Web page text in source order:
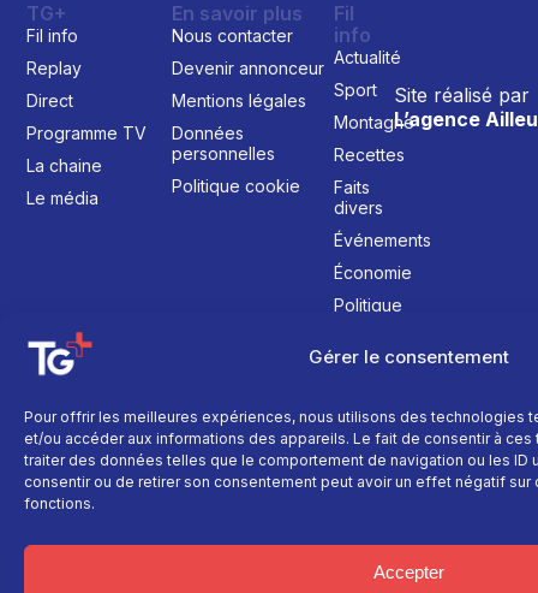
Gérer le consentement
Pour offrir les meilleures expériences, nous utilisons des technologies
et/ou accéder aux informations des appareils. Le fait de consentir à
traiter des données telles que le comportement de navigation ou les ID
consentir ou de retirer son consentement peut avoir un effet négatif
fonctions.
Accepter
Site réalisé par
L’agence
TG+
Fil info
Replay
Direct
Programme TV
La chaine
Le média
En savoir plus
Nous contacter
Devenir annonceur
Mentions légales
Données
personnelles
Politique cookie
Fil
info
Actualité
Sport
Montagne
Recettes
Faits
divers
Événements
Économie
Politique